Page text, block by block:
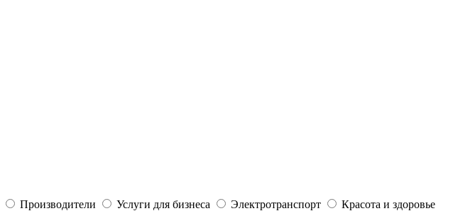
Производители Услуги для бизнеса Электротранспорт
Красота и здоровье